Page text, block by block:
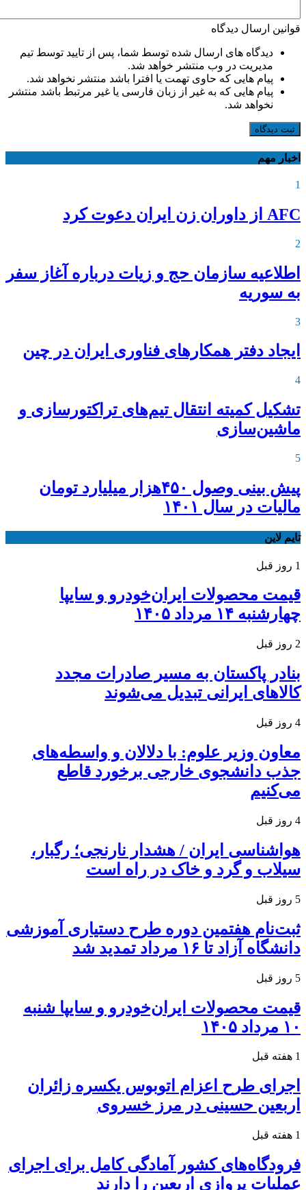
قوانین ارسال دیدگاه
دیدگاه های ارسال شده توسط شما، پس از تایید توسط تیم
مدیریت در وب منتشر خواهد شد.
پیام هایی که حاوی تهمت یا افترا باشد منتشر نخواهد شد.
پیام هایی که به غیر از زبان فارسی یا غیر مرتبط باشد منتشر
نخواهد شد.
ثبت دیدگاه
اخبار مهم
1
AFC از داوران زن ایران دعوت کرد
2
اطلاعیه‌ سازمان حج و زیات درباره آغاز سفر
به سوریه
3
ایجاد دفتر همکارهای فناوری ایران در چین
4
تشکیل کمیته انتقال تیم‌های تراکتورسازی و
ماشین‌سازی
5
پیش بینی وصول ۴۵۰هزار میلیارد تومان
مالیات در سال ۱۴۰۱
تایم لاین
1 روز قبل
قیمت محصولات ایران‌خودرو و سایپا
چهارشنبه ۱۴ مرداد ۱۴۰۵
2 روز قبل
بنادر پاکستان به مسیر صادرات مجدد
کالاهای ایرانی تبدیل می‌شوند
4 روز قبل
معاون وزیر علوم: با دلالان و واسطه‌های
جذب دانشجوی خارجی برخورد قاطع
می‌کنیم
4 روز قبل
هواشناسی ایران / هشدار نارنجی؛ رگبار،
سیلاب و گرد و خاک در راه است
5 روز قبل
ثبت‌نام هفتمین دوره طرح دستیاری آموزشی
دانشگاه آزاد تا ۱۶ مرداد تمدید شد
5 روز قبل
قیمت محصولات ایران‌خودرو و سایپا شنبه
۱۰ مرداد ۱۴۰۵
1 هفته قبل
اجرای طرح اعزام اتوبوس یکسره زائران
اربعین حسینی در مرز خسروی
1 هفته قبل
فرودگاه‌های کشور آمادگی کامل برای اجرای
عملیات پروازی اربعین را دارند